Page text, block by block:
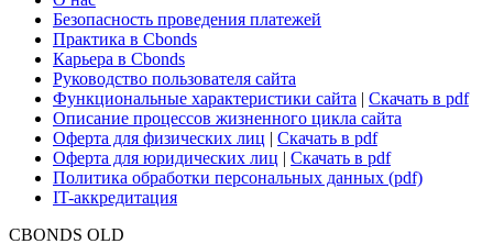
Поддержка
Для клиентов
О нас
Безопасность проведения платежей
Практика в Cbonds
Карьера в Cbonds
Руководство пользователя сайта
Функциональные характеристики сайта|Скачать в pdf
Описание процессов жизненного цикла сайта
Оферта для физических лиц
Оферта для юридических лиц